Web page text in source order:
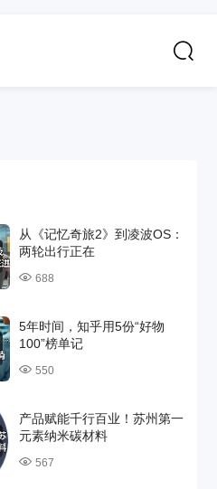
从《记忆奇旅2》到凌波OS：
两轮出行正在
688
5年时间，知乎用5份“好物
100”榜单记
550
产品赋能千行百业！苏州第一
元素纳米碳材料
567